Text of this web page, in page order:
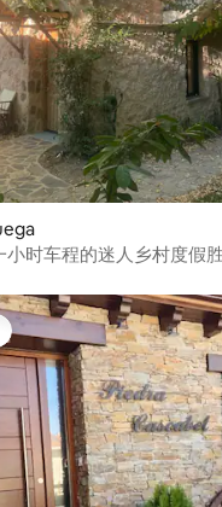
小时车程的迷人乡村度假
荐」